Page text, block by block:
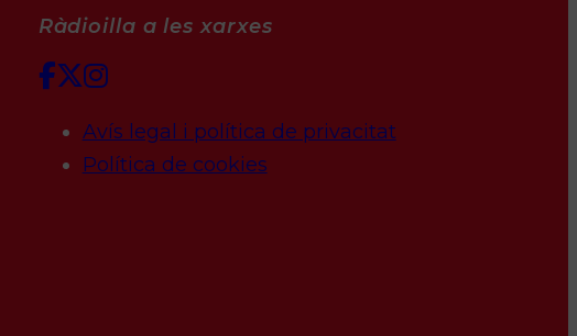
Ràdioilla a les xarxes
Avís legal i política de privacitat
Política de cookies